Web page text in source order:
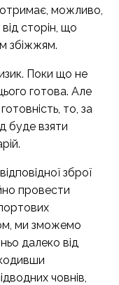
можливо,
від сторін, що
збіжжям.
Поки що не
готова. Але
то, за
буде взяти
зброї
провести
ми зможемо
далеко від
човнів,